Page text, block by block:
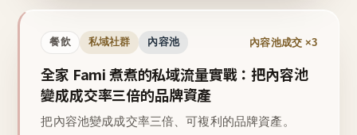
餐飲 私域社群 內容池 內容池成交 ×3
全家 Fami 煮煮的私域流量實戰：把內容池
變成成交率三倍的品牌資產
把內容池變成成交率三倍、可複利的品牌資產。